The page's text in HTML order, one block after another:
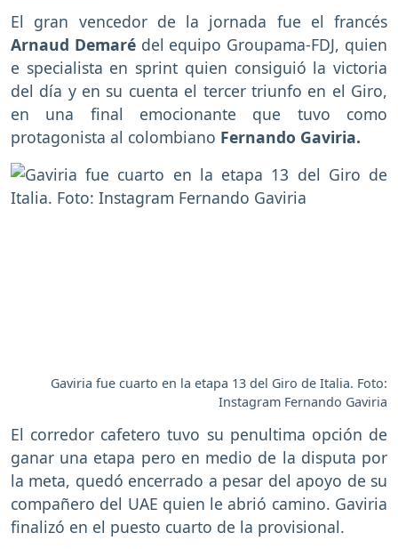
El gran vencedor de la jornada fue el francés
Arnaud Demarédel equipo Groupama-FDJ, quien
e specialista en sprint quien consiguió la victoria
del día y en su cuenta el tercer triunfo en el Giro,
en una final emocionante que tuvo como
protagonista al colombiano Fernando Gaviria.
Gaviria fue cuarto en la etapa 13 del Giro de Italia. Foto:
Instagram Fernando Gaviria
El corredor cafetero tuvo su penultima opción de
ganar una etapa pero en medio de la disputa por
la meta, quedó encerrado a pesar del apoyo de su
compañero del UAE quien le abrió camino. Gaviria
finalizó en el puesto cuarto de la provisional.